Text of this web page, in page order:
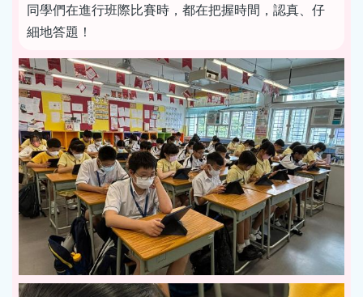
同學們在進行班際比賽時，都在把握時間，認真、仔
細地答題！